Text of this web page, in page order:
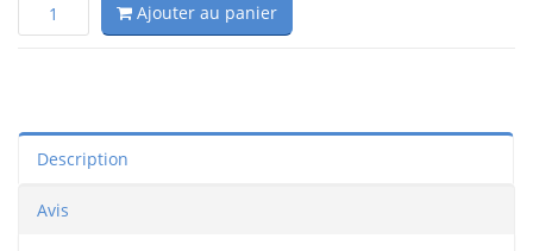
Ajouter au panier
Description
Avis